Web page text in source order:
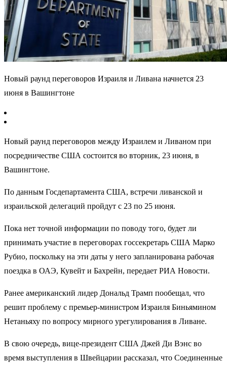
Новый раунд переговоров Израиля и Ливана начнется 23
июня в Вашингтоне
Новый раунд переговоров между Израилем и Ливаном при
посредничестве США состоится во вторник, 23 июня, в
Вашингтоне.
По данным Госдепартамента США, встречи ливанской и
израильской делегаций пройдут с 23 по 25 июня​​​.
Пока нет точной информации по поводу того, будет ли
принимать участие в переговорах госсекретарь США Марко
Рубио, поскольку на эти даты у него запланирована рабочая
поездка в ОАЭ, Кувейт и Бахрейн, передает РИА Новости.
Ранее американский лидер Дональд Трамп пообещал, что
решит проблему с премьер-министром Израиля Биньямином
Нетаньяху по вопросу мирного урегулирования в Ливане.
В свою очередь, вице-президент США Джей Ди Вэнс во
время выступления в Швейцарии рассказал, что Соединенные